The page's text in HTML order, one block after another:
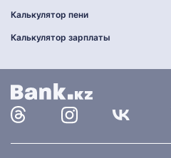
Калькулятор пени
Калькулятор зарплаты